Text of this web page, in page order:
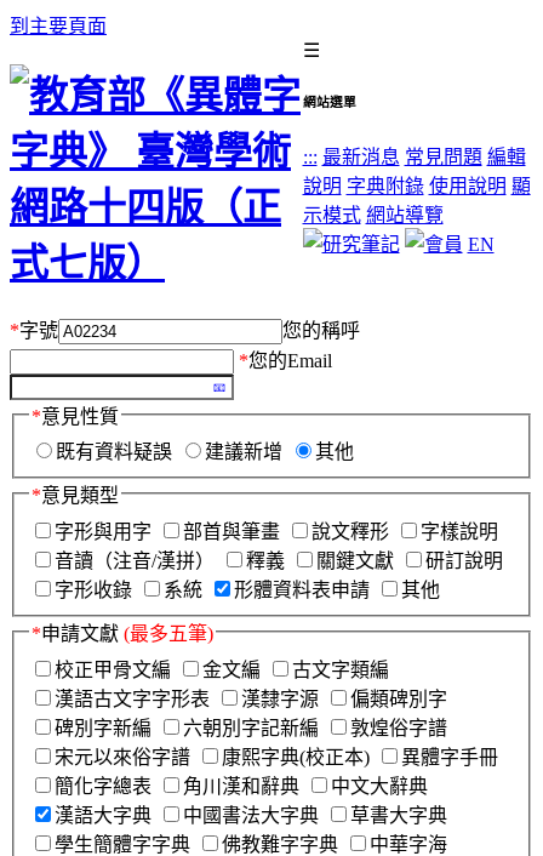
到主要頁面
☰
網站選單
::: 最新消息 常見問題 編輯
說明 字典附錄 使用說明 顯
示模式 網站導覽
EN
*字號
您的稱呼
*您的Email
*意見性質
既有資料疑誤
建議新增 其他
*意見類型
字形與用字
部首與筆畫 說文釋形
字樣說明
音讀（注音/漢拼）
釋義 關鍵文獻
研訂說明
字形收錄
系統 形體資料表申請 其他
*申請文獻 (最多五筆)
校正甲骨文編
金文編
古文字類編
漢語古文字字形表
漢隸字源
偏類碑別字
碑別字新編
六朝別字記新編
敦煌俗字譜
宋元以來俗字譜
康熙字典(校正本)
異體字手冊
簡化字總表
角川漢和辭典
中文大辭典
漢語大字典
中國書法大字典
草書大字典
學生簡體字字典
佛教難字字典
中華字海